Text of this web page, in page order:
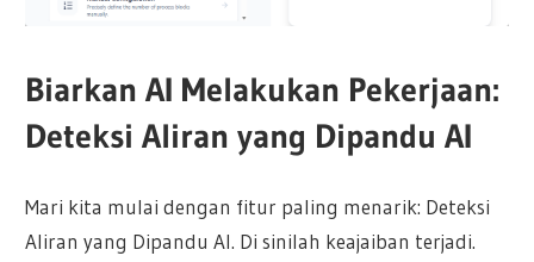
Biarkan AI Melakukan Pekerjaan:
Deteksi Aliran yang Dipandu AI
Mari kita mulai dengan fitur paling menarik: Deteksi
Aliran yang Dipandu AI. Di sinilah keajaiban terjadi.